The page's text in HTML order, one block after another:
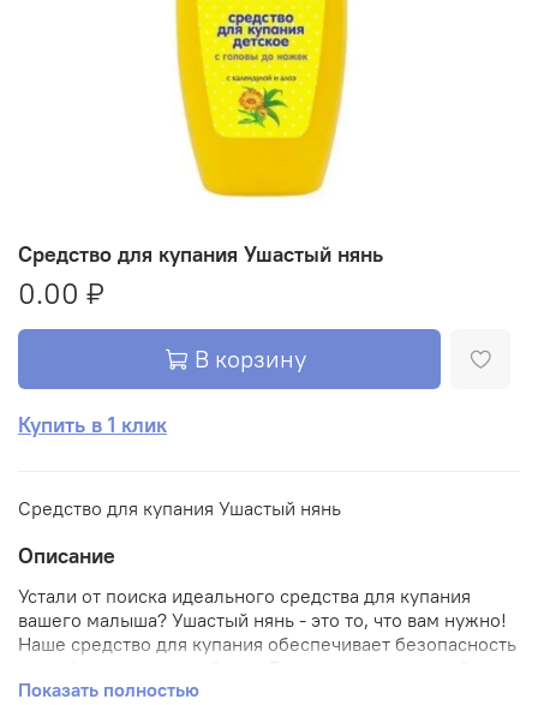
Средство для купания Ушастый нянь
0.00 ₽
В корзину
Купить в 1 клик
Средство для купания Ушастый нянь
Описание
Устали от поиска идеального средства для купания
вашего малыша? Ушастый нянь - это то, что вам нужно!
Наше средство для купания обеспечивает безопасность
формуле, оно бережно очищает нежную кожу малыша,
Показать полностью